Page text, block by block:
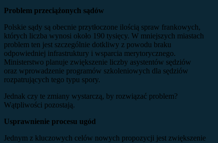
Problem przeciążonych sądów
Polskie sądy są obecnie przytłoczone ilością spraw frankowych,
których liczba wynosi około 190 tysięcy. W mniejszych miastach
problem ten jest szczególnie dotkliwy z powodu braku
odpowiedniej infrastruktury i wsparcia merytorycznego.
Ministerstwo planuje zwiększenie liczby asystentów sędziów
oraz wprowadzenie programów szkoleniowych dla sędziów
rozpatrujących tego typu spory.
Jednak czy te zmiany wystarczą, by rozwiązać problem?
Wątpliwości pozostają.
Usprawnienie procesu ugód
Jednym z kluczowych celów nowych propozycji jest zwiększenie